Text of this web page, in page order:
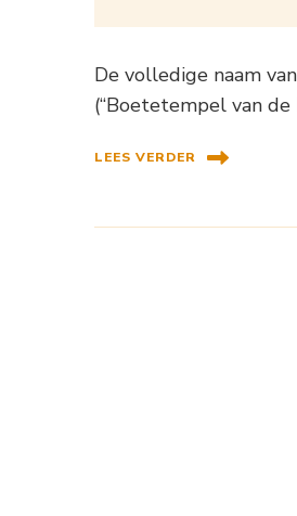
De volledige naam
(“Boetetempel van
LEES VERDER